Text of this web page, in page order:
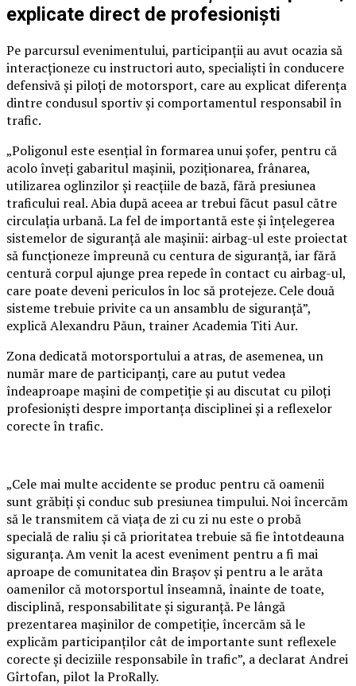
explicate direct de profesioniști
Pe parcursul evenimentului, participanții au avut ocazia să
interacționeze cu instructori auto, specialiști în conducere
defensivă și piloți de motorsport, care au explicat diferența
dintre condusul sportiv și comportamentul responsabil în
trafic.
„Poligonul este esențial în formarea unui șofer, pentru că
acolo înveți gabaritul mașinii, poziționarea, frânarea,
utilizarea oglinzilor și reacțiile de bază, fără presiunea
traficului real. Abia după aceea ar trebui făcut pasul către
circulația urbană. La fel de importantă este și înțelegerea
sistemelor de siguranță ale mașinii: airbag-ul este proiectat
să funcționeze împreună cu centura de siguranță, iar fără
centură corpul ajunge prea repede în contact cu airbag-ul,
care poate deveni periculos în loc să protejeze. Cele două
sisteme trebuie privite ca un ansamblu de siguranță”,
explică Alexandru Păun, trainer Academia Titi Aur.
Zona dedicată motorsportului a atras, de asemenea, un
număr mare de participanți, care au putut vedea
îndeaproape mașini de competiție și au discutat cu piloți
profesioniști despre importanța disciplinei și a reflexelor
corecte în trafic.
„Cele mai multe accidente se produc pentru că oamenii
sunt grăbiți și conduc sub presiunea timpului. Noi încercăm
să le transmitem că viața de zi cu zi nu este o probă
specială de raliu și că prioritatea trebuie să fie întotdeauna
siguranța. Am venit la acest eveniment pentru a fi mai
aproape de comunitatea din Brașov și pentru a le arăta
oamenilor că motorsportul înseamnă, înainte de toate,
disciplină, responsabilitate și siguranță. Pe lângă
prezentarea mașinilor de competiție, încercăm să le
explicăm participanților cât de importante sunt reflexele
corecte și deciziile responsabile în trafic”, a declarat Andrei
Gîrtofan, pilot la ProRally.